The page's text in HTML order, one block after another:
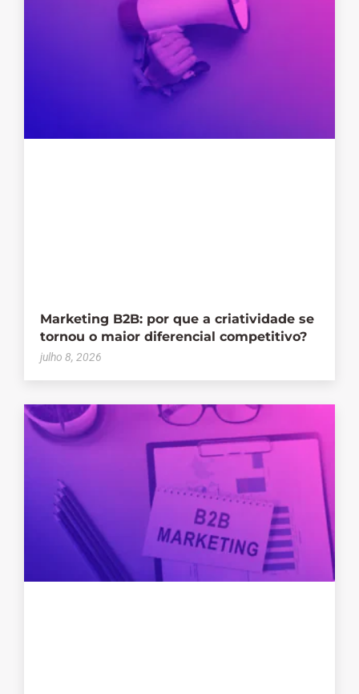
Marketing B2B: por que a criatividade se
tornou o maior diferencial competitivo?
julho 8, 2026